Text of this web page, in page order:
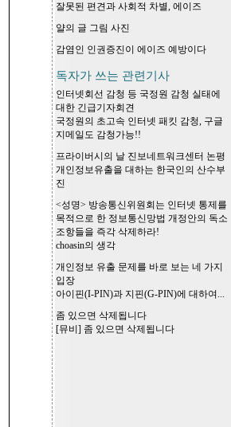
잘못된 편견과 사회적 차별, 에이즈
얄의 글 그림 사진
감염인 인권증진이 에이즈 예방이다
독자가 쓰는 관련기사
인터넷회선 감청 등 국정원 감청 실태에
대한 긴급기자회견
국정원의 초고속 인터넷 패킷 감청, 구글
지메일도 감청가능!!
프라이버시의 날 진보네트워크센터 논평
개인정보유출을 대하는 한국인의 산수부
진
<성명> 방송통신위원회는 인터넷 통제를
목적으로 한 정보통신망법 개정안의 독소
조항들을 즉각 삭제하라!
choasin의 생각
개인정보 유출 문제를 바로 보는 네 가지
입장
아이핀(I-PIN)과 지핀(G-PIN)에 대하여...
좀 있으면 삭제됩니다
[뮤비] 좀 있으면 삭제됩니다